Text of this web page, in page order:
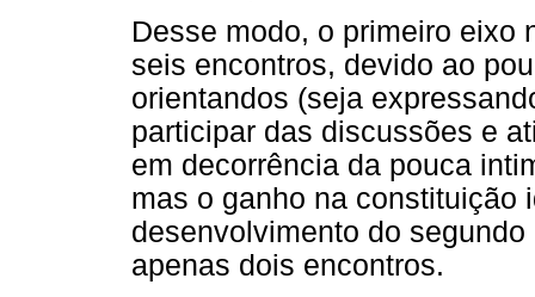
Desse modo, o primeiro eixo
seis encontros, devido ao
orientandos (seja
participar das discussões e
em decorrência da pouca
mas o ganho na constituição
desenvolvimento do
apenas dois encontros.